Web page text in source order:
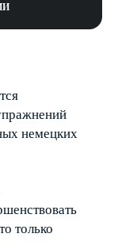
немецких
только